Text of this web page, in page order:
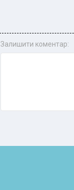
Залишити коментар: